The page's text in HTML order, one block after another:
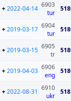
6903
tur
2022-04-14
+
6904
tur
2019-03-17
+
6905
tr
2019-03-15
+
6906
eng
2019-04-03
+
6910
ukr
2022-08-31
+